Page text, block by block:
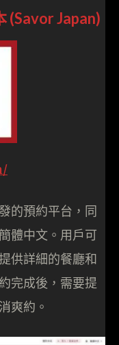
(Savor Japan)
的預約平台，同
體中文。用戶可
供詳細的餐廳和
完成後，需要提
爽約。